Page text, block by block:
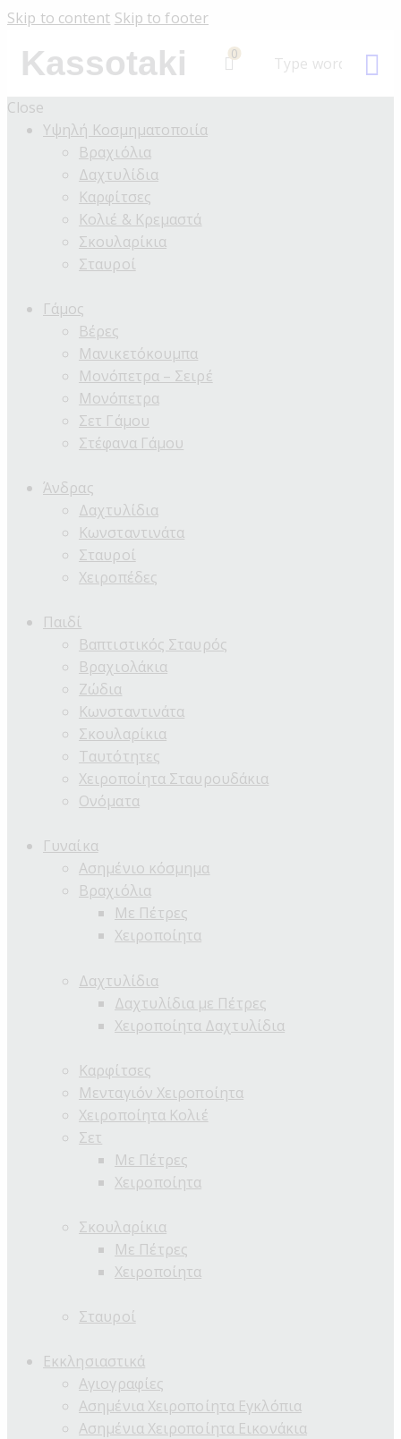
Skip to content Skip to footer
Kassotaki 0
Close
Υψηλή Κοσμηματοποιία
Βραχιόλια
Δαχτυλίδια
Καρφίτσες
Κολιέ & Κρεμαστά
Σκουλαρίκια
Σταυροί
Γάμος
Βέρες
Μανικετόκουμπα
Μονόπετρα – Σειρέ
Μονόπετρα
Σετ Γάμου
Στέφανα Γάμου
Άνδρας
Δαχτυλίδια
Κωνσταντινάτα
Σταυροί
Χειροπέδες
Παιδί
Βαπτιστικός Σταυρός
Βραχιολάκια
Ζώδια
Κωνσταντινάτα
Σκουλαρίκια
Ταυτότητες
Χειροποίητα Σταυρουδάκια
Ονόματα
Γυναίκα
Ασημένιο κόσμημα
Βραχιόλια
Με Πέτρες
Χειροποίητα
Δαχτυλίδια
Δαχτυλίδια με Πέτρες
Χειροποίητα Δαχτυλίδια
Καρφίτσες
Μενταγιόν Χειροποίητα
Χειροποίητα Κολιέ
Σετ
Με Πέτρες
Χειροποίητα
Σκουλαρίκια
Με Πέτρες
Χειροποίητα
Σταυροί
Εκκλησιαστικά
Αγιογραφίες
Ασημένια Χειροποίητα Εγκλόπια
Ασημένια Χειροποίητα Εικονάκια